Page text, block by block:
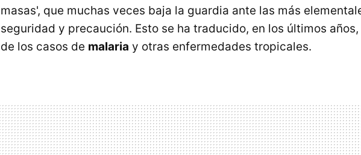
masas', que muchas veces baja la guardia ante las más
seguridad y precaución. Esto se ha traducido, en los últimos
de los casos de malaria y otras enfermedades tropicales.